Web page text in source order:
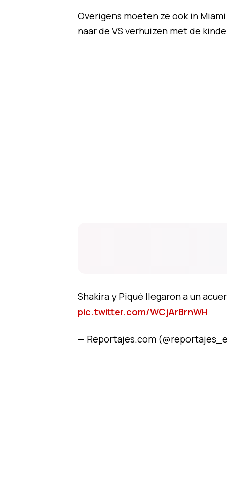
Overigens moeten ze ook in
naar de VS verhuizen met de
Shakira y Piqué llegaron a un
pic.twitter.com/WCjArBrnWH
— Reportajes.com